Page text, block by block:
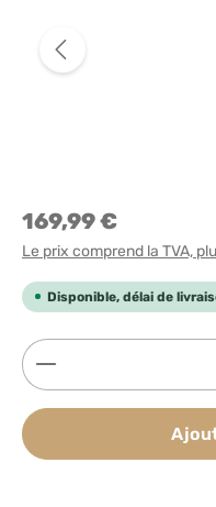
169,99 €
Le prix comprend la TVA,
Disponible, délai de
Quantité de produit